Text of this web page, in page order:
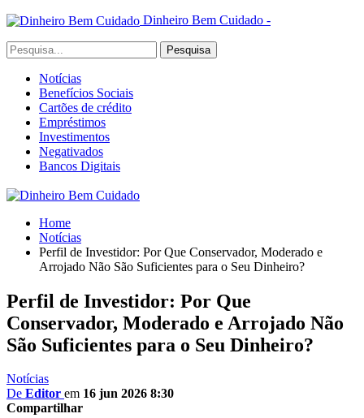
Dinheiro Bem Cuidado -
Notícias
Benefícios Sociais
Cartões de crédito
Empréstimos
Investimentos
Negativados
Bancos Digitais
Home
Notícias
Perfil de Investidor: Por Que Conservador, Moderado e
Arrojado Não São Suficientes para o Seu Dinheiro?
Perfil de Investidor: Por Que
Conservador, Moderado e Arrojado Não
São Suficientes para o Seu Dinheiro?
Notícias
De Editor em 16 jun 2026 8:30
Compartilhar